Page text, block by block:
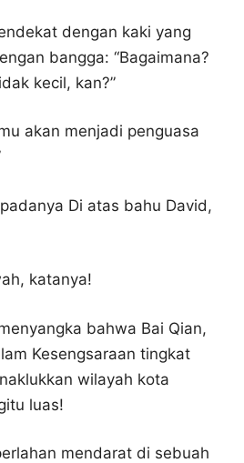
dengan kaki yang
bangga: “Bagaimana?
kecil, kan?”
akan menjadi penguasa
Di atas bahu David,
katanya!
bahwa Bai Qian,
Kesengsaraan tingkat
wilayah kota
luas!
mendarat di sebuah